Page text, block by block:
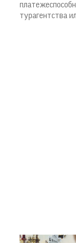
турагентства